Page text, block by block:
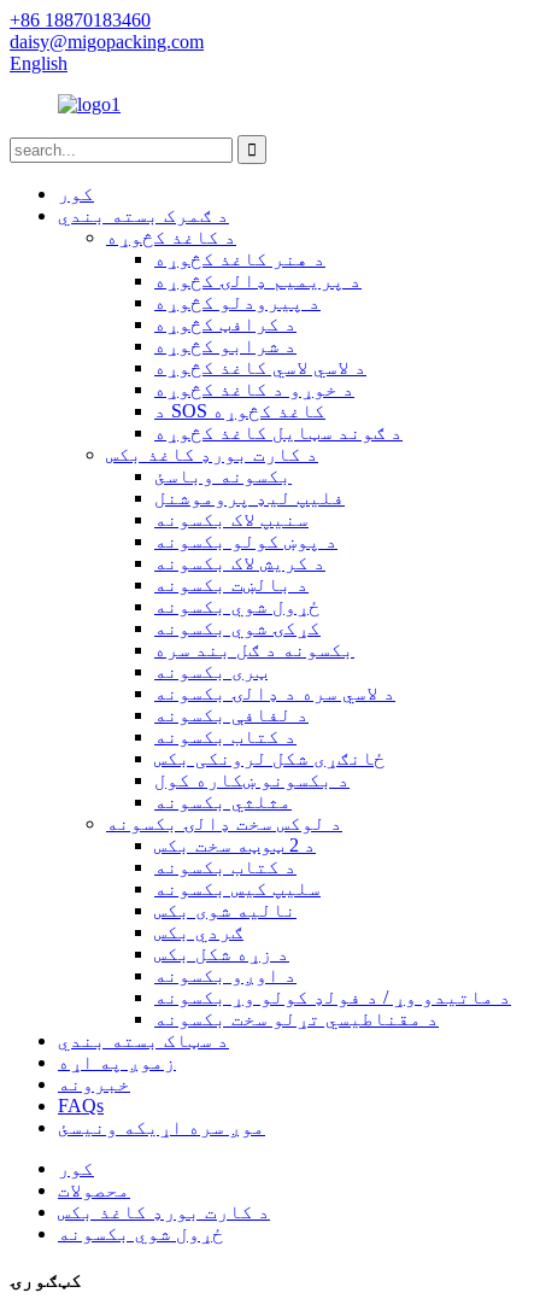
+86 18870183460
daisy@migopacking.com
English
کور
د ګمرک بسته بندي
د کاغذ کڅوړه
د هنر کاغذ کڅوړه
د پریمیم ډالۍ کڅوړه
د پیرودلو کڅوړه
د کرافټ کڅوړه
د شرابو کڅوړه
د لاسي لاسي کاغذ کڅوړه
د خوړو د کاغذ کڅوړه
د SOS کاغذ کڅوړه
د ګوند سټایل کاغذ کڅوړه
د کارت بورډ کاغذ بکس
بکسونه وباسئ
فلیپ لیډ پروموشنل
سنیپ لاک بکسونه
د پوښ کولو بکسونه
د کریش لاک بکسونه
د بالښت بکسونه
ځړول شوي بکسونه
کړکۍ شوي بکسونه
بکسونه د ګل بند سره
ټری بکسونه
د لاسي سره د ډالۍ بکسونه
د لفافې بکسونه
د کتاب بکسونه
ځانګړی شکل لرونکی بکس
د بکسونو ښکاره کول
مثلثي بکسونه
د لوکس سخت ډالۍ بکسونه
د 2 ټوټه سخت بکس
د کتاب بکسونه
سلیپ کیس بکسونه
نالیه شوی بکس
ګردي بکس
د زړه شکل بکس
د اوږو بکسونه
د ماتیدو وړ / د فولډ کولو وړ بکسونه
د مقناطیسي تړلو سخت بکسونه
د سټاک بسته بندي
زموږ په اړه
خبرونه
FAQs
موږ سره اړیکه ونیسئ
کور
محصولات
د کارت بورډ کاغذ بکس
ځړول شوي بکسونه
کټګورۍ